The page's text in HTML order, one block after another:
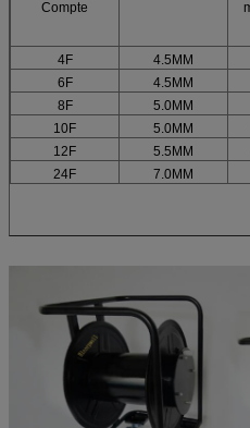
Compte
4F 4.5MM
6F
4.5MM
8F
5.0MM
10F
5.0MM
12F
5.5MM
24F
7.0MM